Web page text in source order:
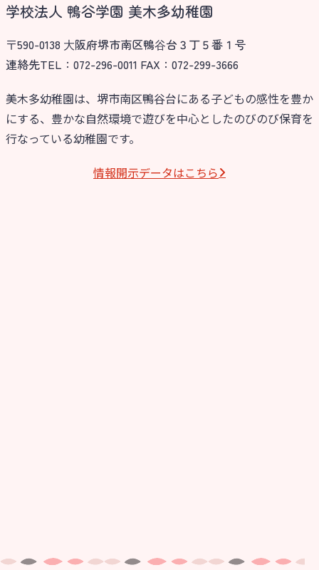
学校法人 鴨谷学園 美木多幼稚園
〒590-0138 ⼤阪府堺市南区鴨⾕台３丁５番１号
連絡先TEL：072-296-0011 FAX：072-299-3666
美木多幼稚園は、堺市南区鴨谷台にある子どもの感性を豊か
にする、豊かな自然環境で遊びを中心としたのびのび保育を
行なっている幼稚園です。
情報開⽰データはこちら